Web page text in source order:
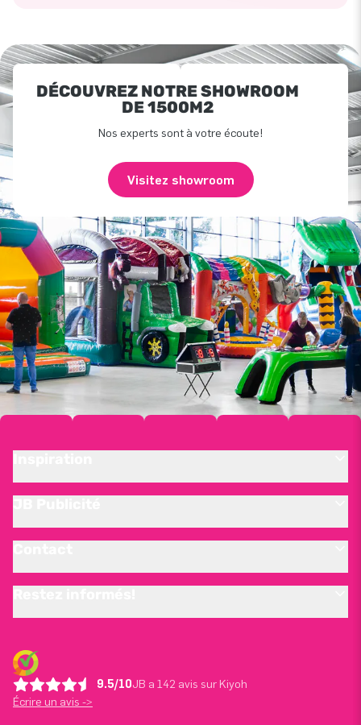
DÉCOUVREZ NOTRE SHOWROOM
DE 1500M2
Nos experts sont à votre écoute!
Visitez showroom
9.5/10JB a 142 avis sur Kiyoh
Écrire un avis ->